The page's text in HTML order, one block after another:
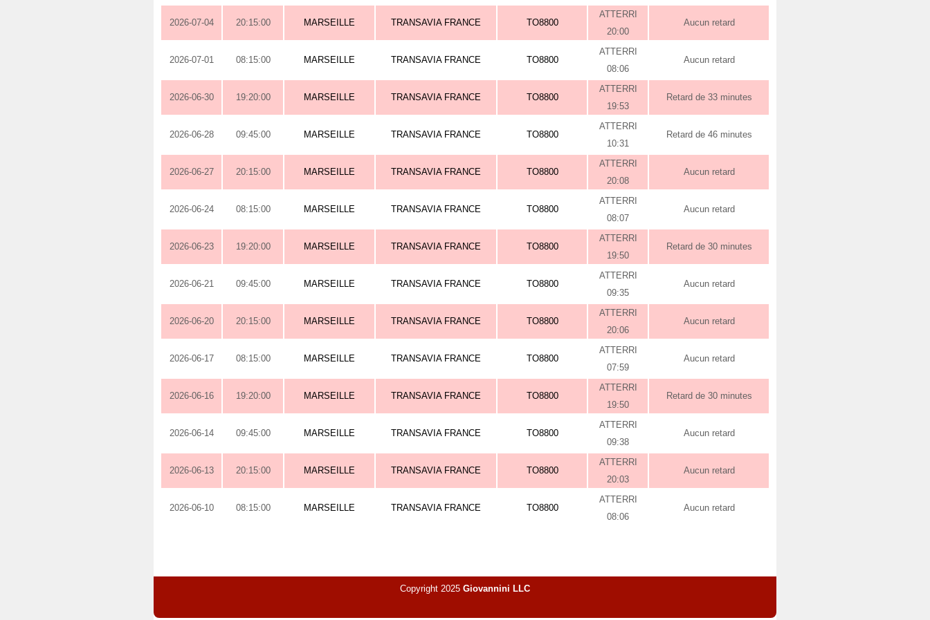
2026-07-04 20:15:00 MARSEILLE TRANSAVIA FRANCE TO8800
ATTERRI
20:00
Aucun retard
2026-07-01 08:15:00 MARSEILLE TRANSAVIA FRANCE TO8800
ATTERRI
08:06
Aucun retard
2026-06-30 19:20:00 MARSEILLE TRANSAVIA FRANCE TO8800
ATTERRI
19:53
Retard de 33 minutes
2026-06-28 09:45:00 MARSEILLE TRANSAVIA FRANCE TO8800
ATTERRI
10:31
Retard de 46 minutes
2026-06-27 20:15:00 MARSEILLE TRANSAVIA FRANCE TO8800
ATTERRI
20:08
Aucun retard
2026-06-24 08:15:00 MARSEILLE TRANSAVIA FRANCE TO8800
ATTERRI
08:07
Aucun retard
2026-06-23 19:20:00 MARSEILLE TRANSAVIA FRANCE TO8800
ATTERRI
19:50
Retard de 30 minutes
2026-06-21 09:45:00 MARSEILLE TRANSAVIA FRANCE TO8800
ATTERRI
09:35
Aucun retard
2026-06-20 20:15:00 MARSEILLE TRANSAVIA FRANCE TO8800
ATTERRI
20:06
Aucun retard
2026-06-17 08:15:00 MARSEILLE TRANSAVIA FRANCE TO8800
ATTERRI
07:59
Aucun retard
2026-06-16 19:20:00 MARSEILLE TRANSAVIA FRANCE TO8800
ATTERRI
19:50
Retard de 30 minutes
2026-06-14 09:45:00 MARSEILLE TRANSAVIA FRANCE TO8800
ATTERRI
09:38
Aucun retard
2026-06-13 20:15:00 MARSEILLE TRANSAVIA FRANCE TO8800
ATTERRI
20:03
Aucun retard
2026-06-10 08:15:00 MARSEILLE TRANSAVIA FRANCE TO8800
ATTERRI
08:06
Aucun retard
Copyright 2025 Giovannini LLC